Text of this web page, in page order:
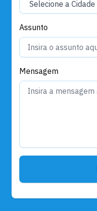
Assunto
Mensagem